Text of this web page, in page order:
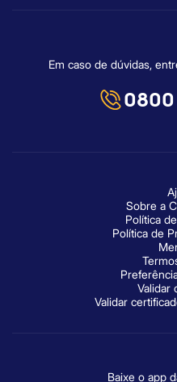
Em caso de dúvidas,
0800
Sobre a
Política
Política de
Validar
Validar
Baixe o app